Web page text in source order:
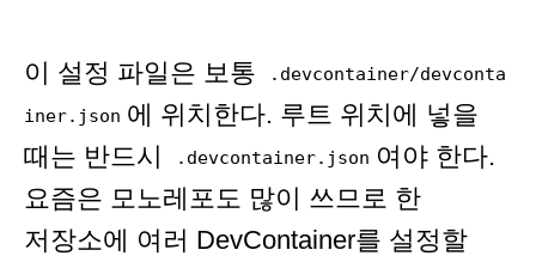
이 설정 파일은 보통
.devcontainer/devconta
iner.json 에 위치한다. 루트 위치에 넣을
때는 반드시
.devcontainer.json 여야 한다.
요즘은 모노레포도 많이 쓰므로 한
저장소에 여러 DevContainer를 설정할